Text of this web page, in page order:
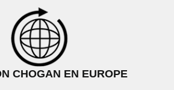
CHOGAN EN EUROPE